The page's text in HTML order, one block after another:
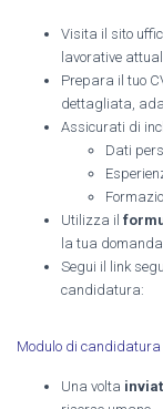
Visita il sito
lavorative
Prepara il tuo
dettagliata,
Assicurati di
Dati
Utilizza il
la tua domanda.
Segui il link
candidatura:
Modulo di
Una volta